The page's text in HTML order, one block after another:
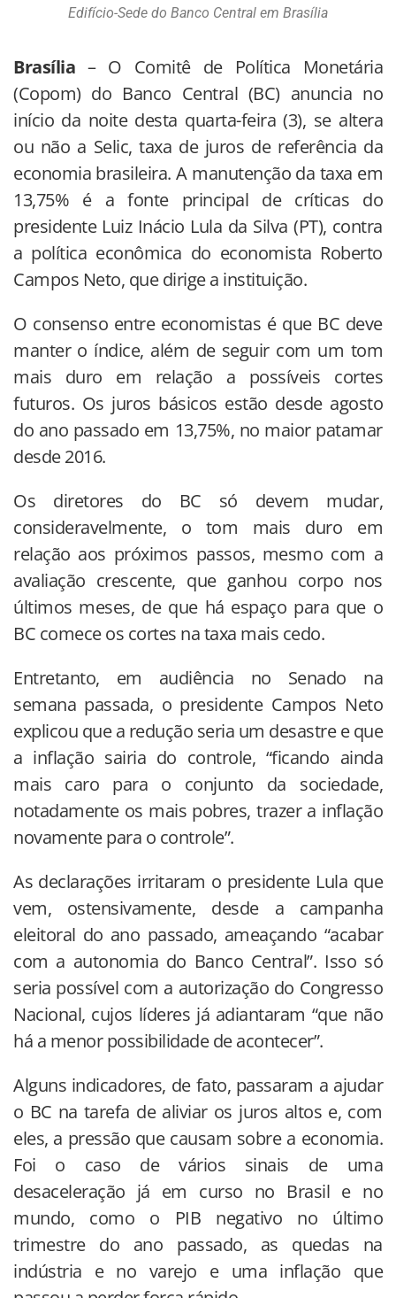
Edifício-Sede do Banco Central em Brasília
Brasília – O Comitê de Política Monetária
(Copom) do Banco Central (BC) anuncia no
início da noite desta quarta-feira (3), se altera
ou não a Selic, taxa de juros de referência da
economia brasileira. A manutenção da taxa em
13,75% é a fonte principal de críticas do
presidente Luiz Inácio Lula da Silva (PT), contra
a política econômica do economista Roberto
Campos Neto, que dirige a instituição.
O consenso entre economistas é que BC deve
manter o índice, além de seguir com um tom
mais duro em relação a possíveis cortes
futuros. Os juros básicos estão desde agosto
do ano passado em 13,75%, no maior patamar
desde 2016.
Os diretores do BC só devem mudar,
consideravelmente, o tom mais duro em
relação aos próximos passos, mesmo com a
avaliação crescente, que ganhou corpo nos
últimos meses, de que há espaço para que o
BC comece os cortes na taxa mais cedo.
Entretanto, em audiência no Senado na
semana passada, o presidente Campos Neto
explicou que a redução seria um desastre e que
a inflação sairia do controle, “ficando ainda
mais caro para o conjunto da sociedade,
notadamente os mais pobres, trazer a inflação
novamente para o controle”.
As declarações irritaram o presidente Lula que
vem, ostensivamente, desde a campanha
eleitoral do ano passado, ameaçando “acabar
com a autonomia do Banco Central”. Isso só
seria possível com a autorização do Congresso
Nacional, cujos líderes já adiantaram “que não
há a menor possibilidade de acontecer”.
Alguns indicadores, de fato, passaram a ajudar
o BC na tarefa de aliviar os juros altos e, com
eles, a pressão que causam sobre a economia.
Foi o caso de vários sinais de uma
desaceleração já em curso no Brasil e no
mundo, como o PIB negativo no último
trimestre do ano passado, as quedas na
indústria e no varejo e uma inflação que